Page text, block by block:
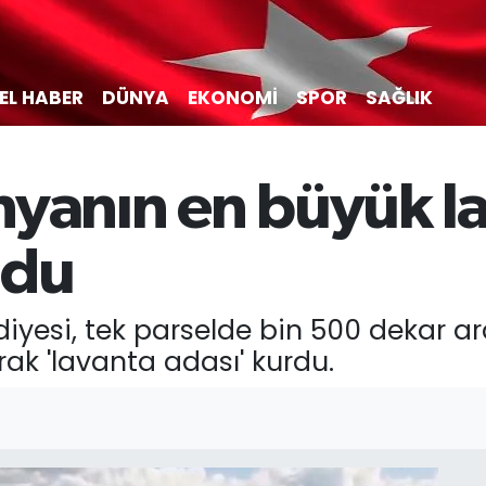
HABER DÜNYA EKONOMİ SPOR SAĞLIK
en büyük
tek parselde bin 500 dekar
'lavanta adası' kurdu.